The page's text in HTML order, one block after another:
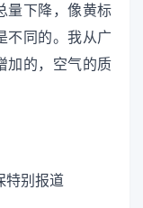
量下降，像黄标
不同的。我从广
加的，空气的质
特别报道